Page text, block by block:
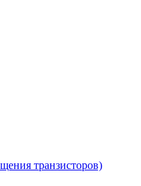
транзисторов)